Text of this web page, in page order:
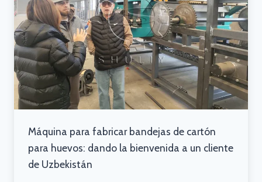
Máquina para fabricar bandejas de cartón
para huevos: dando la bienvenida a un cliente
de Uzbekistán